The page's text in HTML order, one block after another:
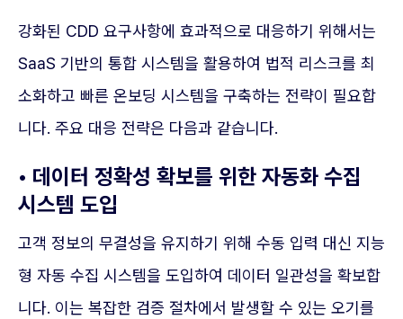
강화된 CDD 요구사항에 효과적으로 대응하기 위해서는
SaaS 기반의 통합 시스템을 활용하여 법적 리스크를 최
소화하고 빠른 온보딩 시스템을 구축하는 전략이 필요합
니다. 주요 대응 전략은 다음과 같습니다.
• 데이터 정확성 확보를 위한 자동화 수집
시스템 도입
고객 정보의 무결성을 유지하기 위해 수동 입력 대신 지능
형 자동 수집 시스템을 도입하여 데이터 일관성을 확보합
니다. 이는 복잡한 검증 절차에서 발생할 수 있는 오기를